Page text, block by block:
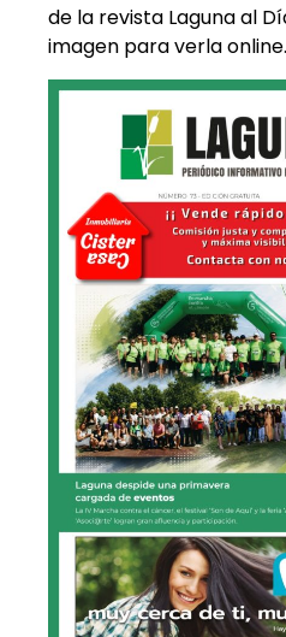
de la revista Laguna al
imagen para verla online.